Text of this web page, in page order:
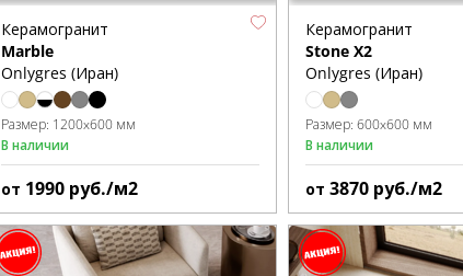
Керамогранит
Marble
Onlygres (Иран)
Размер: 1200x600 мм
В наличии
от 1990 руб./м2
Керамогранит
Stone X2
Onlygres (Иран)
Размер:600x600 мм
В наличии
от3870 руб./м2